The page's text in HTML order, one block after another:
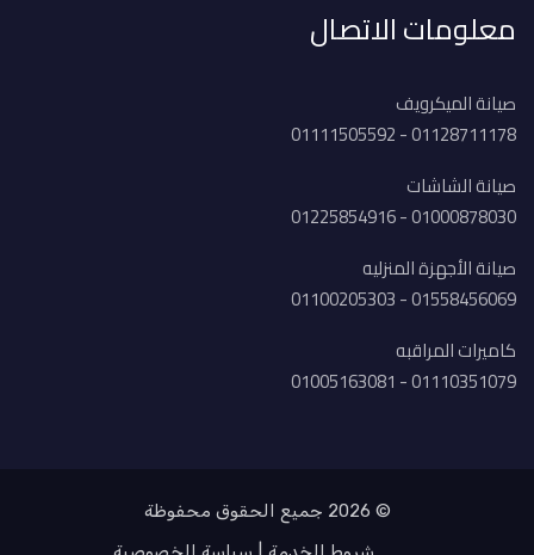
معلومات الاتصال
صيانة الميكرويف
01128711178 - 01111505592
صيانة الشاشات
01000878030 - 01225854916
صيانة الأجهزة المنزليه
01558456069 - 01100205303
كاميرات المراقبه
01110351079 - 01005163081
© 2026 جميع الحقوق محفوظة